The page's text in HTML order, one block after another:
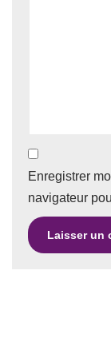
Enregistrer
navigateur